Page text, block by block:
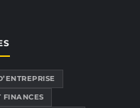
FINANCES